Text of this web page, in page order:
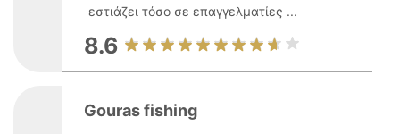
εστιάζει τόσο σε επαγγελματίες ...
8.6
Gouras fishing